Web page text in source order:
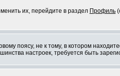
их, перейдите в раздел Профиль
поясу, не к тому, в котором
настроек, требуется быть